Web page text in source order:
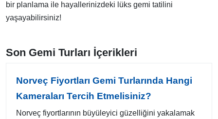
bir planlama ile hayallerinizdeki lüks gemi tatilini
yaşayabilirsiniz!
Son Gemi Turları İçerikleri
Norveç Fiyortları Gemi Turlarında Hangi
Kameraları Tercih Etmelisiniz?
Norveç fiyortlarının büyüleyici güzelliğini yakalamak